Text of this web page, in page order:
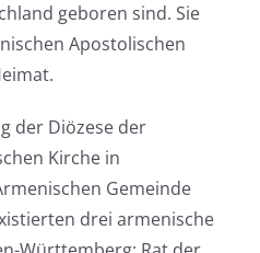
geboren sind. Sie
Apostolischen
der Diözese der
Kirche in
Gemeinde
drei armenische